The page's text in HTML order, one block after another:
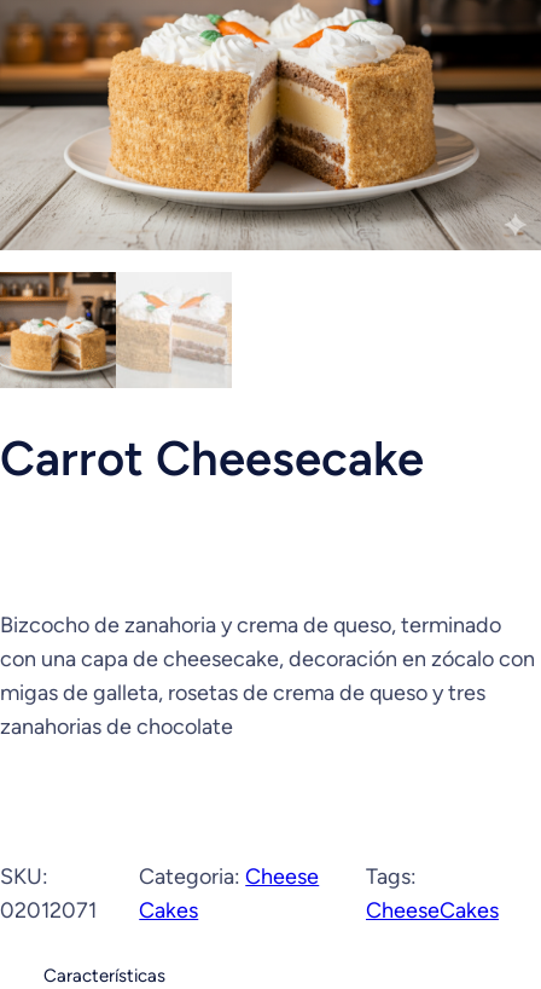
Carrot Cheesecake
Bizcocho de zanahoria y crema de queso, terminado
con una capa de cheesecake, decoración en zócalo con
migas de galleta, rosetas de crema de queso y tres
zanahorias de chocolate
SKU:
02012071
Categoria:Cheese
Cakes
Tags:
CheeseCakes
Características